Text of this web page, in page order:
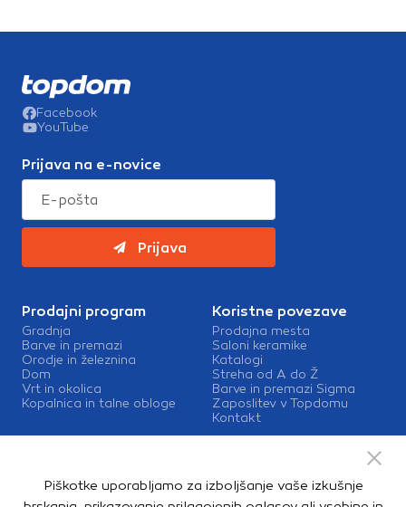
Facebook
YouTube
Prijava na e-novice
Prijava
Prodajni program
Gradnja
Barve in premazi
Orodje in železnina
Dom
Vrt in okolica
Kopalnica in talne obloge
Koristne povezave
Prodajna mesta
Saloni keramike
Katalogi
Streha od A do Ž
Barve in premazi Sigma
Zaposlitev v Topdomu
Kontakt
Mešalnice barv
Dostava
Piškotke uporabljamo za izboljšanje vaše izkušnje